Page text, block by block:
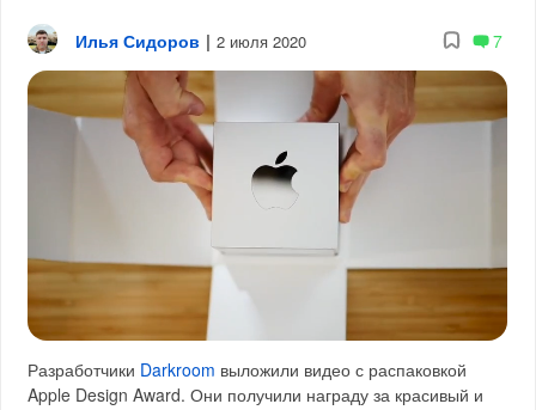
Илья Сидоров | 2 июля 2020 7
Разработчики Darkroom выложили видео с распаковкой
Apple Design Award. Они получили награду за красивый и